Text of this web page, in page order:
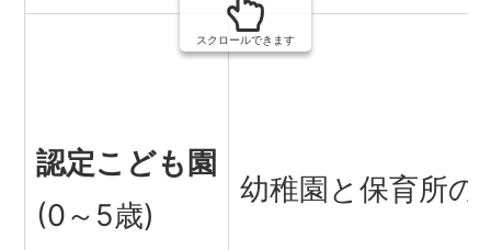
認定こども園
(0～5歳)
幼稚園と保育所
スクロールできます